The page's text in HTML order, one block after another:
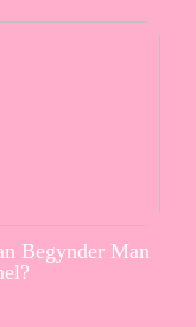
Begynder Man